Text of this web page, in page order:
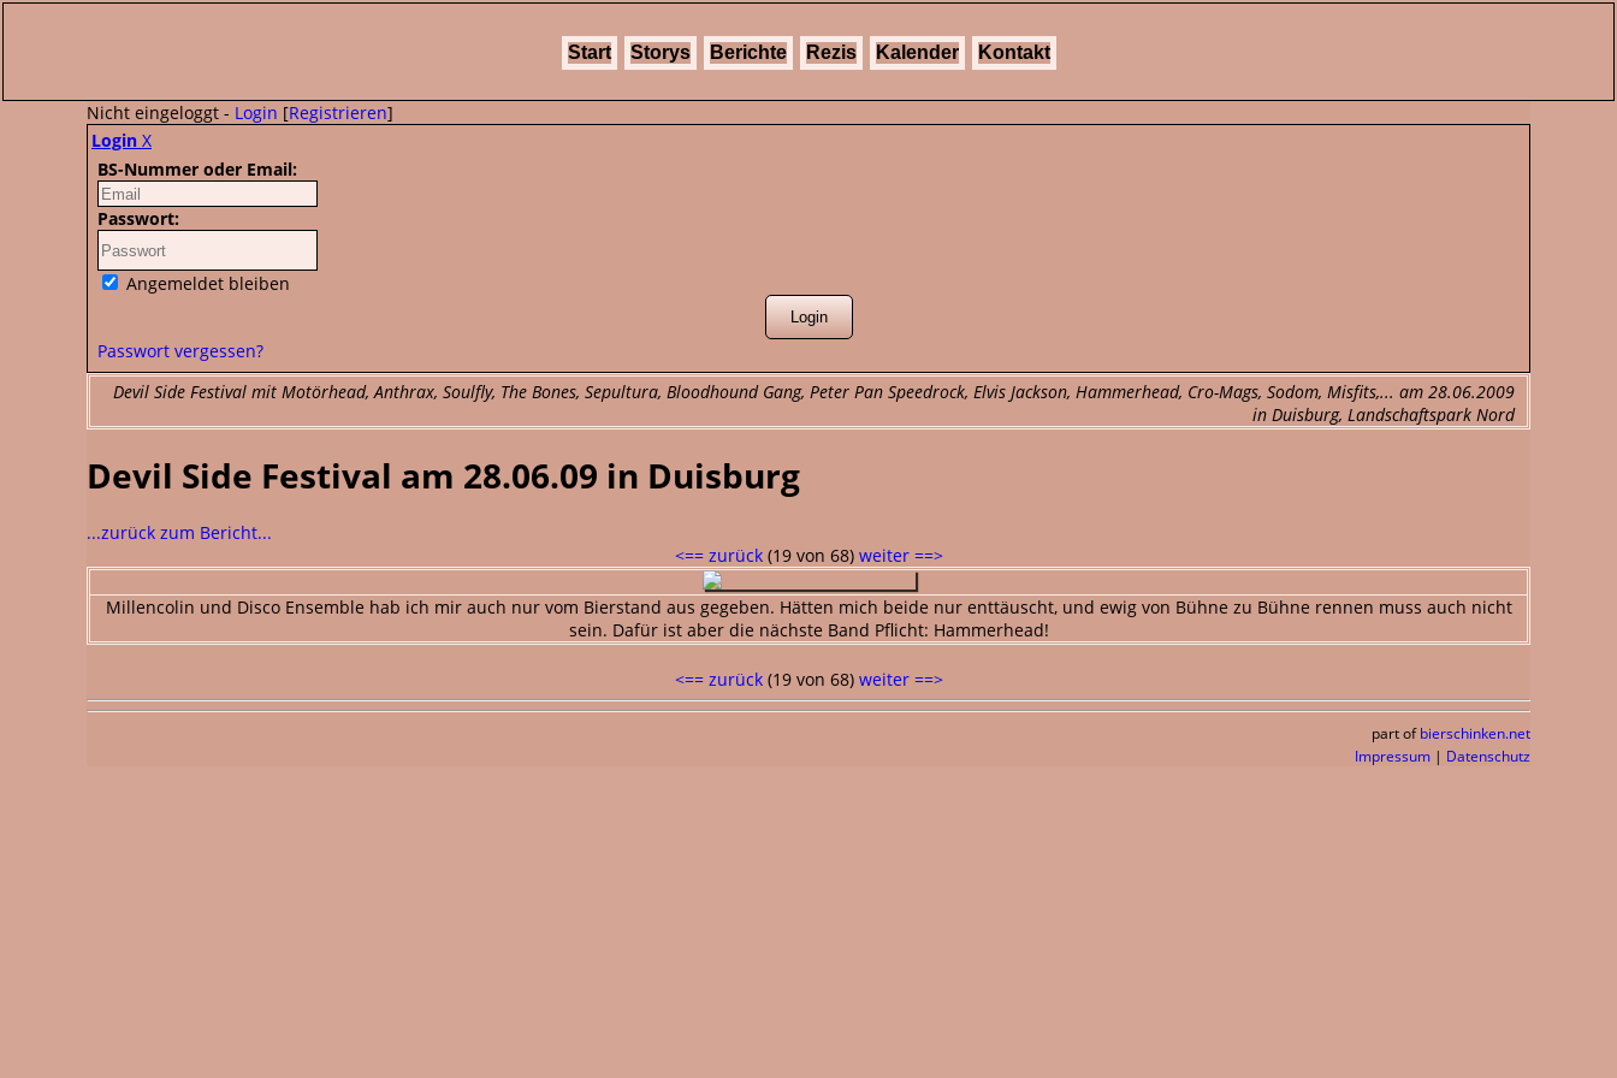
Start Storys Berichte Rezis Kalender Kontakt
Nicht eingeloggt - Login [Registrieren]
Login X
BS-Nummer oder Email:
Passwort:
Angemeldet bleiben
Passwort vergessen?
Devil Side Festival mit Motörhead, Anthrax, Soulfly, The Bones, Sepultura, Bloodhound Gang, Peter Pan Speedrock, Elvis Jackson, Hammerhead, Cro-Mags, Sodom, Misfits,... am 28.06.2009
in Duisburg, Landschaftspark Nord
Devil Side Festival am 28.06.09 in Duisburg
...zurück zum Bericht...
<== zurück(19 von 68) weiter ==>
Millencolin und Disco Ensemble hab ich mir auch nur vom Bierstand aus gegeben. Hätten mich beide nur enttäuscht, und ewig von Bühne zu Bühne rennen muss auch nicht
sein. Dafür ist aber die nächste Band Pflicht: Hammerhead!
<== zurück(19 von 68) weiter ==>
part of bierschinken.net
Impressum | Datenschutz